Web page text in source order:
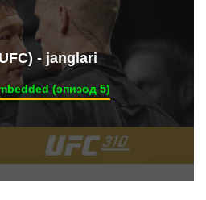
- janglari
(эпизод 5)